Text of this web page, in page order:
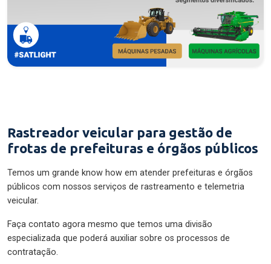
Rastreador veicular para gestão de
frotas de prefeituras e órgãos públicos
Temos um grande know how em atender prefeituras e órgãos
públicos com nossos serviços de rastreamento e telemetria
veicular.
Faça contato agora mesmo que temos uma divisão
especializada que poderá auxiliar sobre os processos de
contratação.